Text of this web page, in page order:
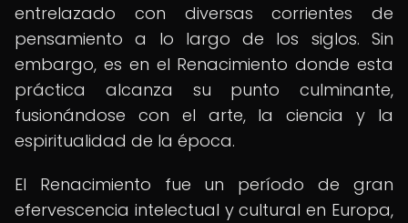
entrelazado con diversas corrientes de
pensamiento a lo largo de los siglos. Sin
embargo, es en el Renacimiento donde esta
práctica alcanza su punto culminante,
fusionándose con el arte, la ciencia y la
espiritualidad de la época.
El Renacimiento fue un período de gran
efervescencia intelectual y cultural en Europa,